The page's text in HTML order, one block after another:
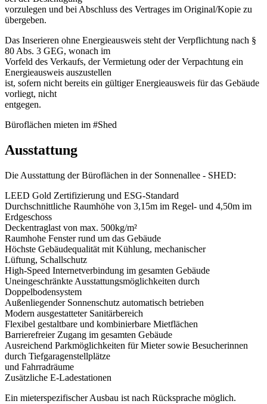
vorzulegen und bei Abschluss des Vertrages im Original/Kopie zu
übergeben.
Das Inserieren ohne Energieausweis steht der Verpflichtung nach §
80 Abs. 3 GEG, wonach im
Vorfeld des Verkaufs, der Vermietung oder der Verpachtung ein
Energieausweis auszustellen
ist, sofern nicht bereits ein gültiger Energieausweis für das Gebäude
vorliegt, nicht
entgegen.
Büroflächen mieten im #Shed
Ausstattung
Die Ausstattung der Büroflächen in der Sonnenallee - SHED:
LEED Gold Zertifizierung und ESG-Standard
Durchschnittliche Raumhöhe von 3,15m im Regel- und 4,50m im
Erdgeschoss
Deckentraglast von max. 500kg/m²
Raumhohe Fenster rund um das Gebäude
Höchste Gebäudequalität mit Kühlung, mechanischer
Lüftung, Schallschutz
High-Speed Internetverbindung im gesamten Gebäude
Uneingeschränkte Ausstattungsmöglichkeiten durch
Doppelbodensystem
Außenliegender Sonnenschutz automatisch betrieben
Modern ausgestatteter Sanitärbereich
Flexibel gestaltbare und kombinierbare Mietflächen
Barrierefreier Zugang im gesamten Gebäude
Ausreichend Parkmöglichkeiten für Mieter sowie Besucherinnen
durch Tiefgaragenstellplätze
und Fahrradräume
Zusätzliche E-Ladestationen
Ein mieterspezifischer Ausbau ist nach Rücksprache möglich.